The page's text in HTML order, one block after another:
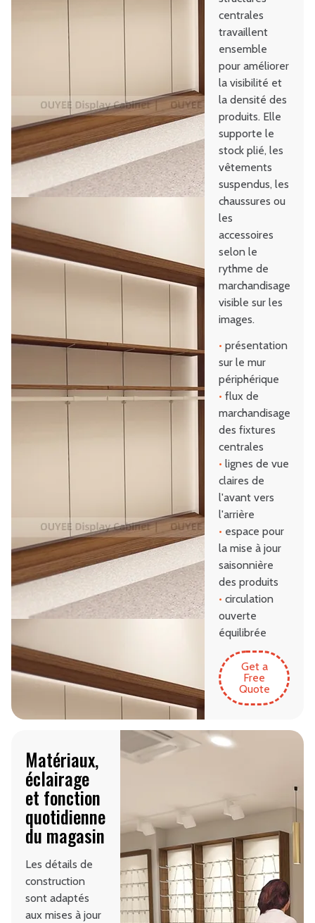
centrales
travaillent
ensemble
pour améliorer
la visibilité et
la densité des
produits. Elle
supporte le
stock plié, les
vêtements
suspendus, les
chaussures ou
les
accessoires
selon le
rythme de
marchandisage
visible sur les
images.
• présentation
sur le mur
périphérique
• flux de
marchandisage
des fixtures
centrales
• lignes de vue
claires de
l'avant vers
l'arrière
• espace pour
la mise à jour
saisonnière
des produits
• circulation
ouverte
équilibrée
Get a
Free
Quote
Matériaux,
éclairage
et fonction
quotidienne
du magasin
Les détails de
construction
sont adaptés
aux mises à jour